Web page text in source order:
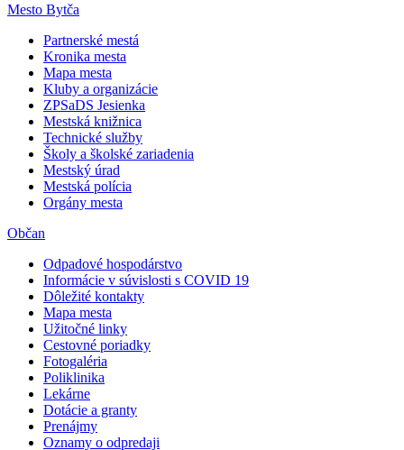
Mesto Bytča
Partnerské mestá
Kronika mesta
Mapa mesta
Kluby a organizácie
ZPSaDS Jesienka
Mestská knižnica
Technické služby
Školy a školské zariadenia
Mestský úrad
Mestská polícia
Orgány mesta
Občan
Odpadové hospodárstvo
Informácie v súvislosti s COVID 19
Dôležité kontakty
Mapa mesta
Užitočné linky
Cestovné poriadky
Fotogaléria
Poliklinika
Lekárne
Dotácie a granty
Prenájmy
Oznamy o odpredaji